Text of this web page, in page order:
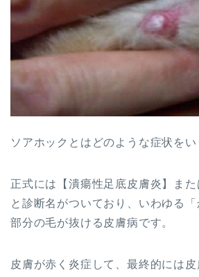
ソアホックとはどのような症状をい
正式には【潰瘍性足底皮膚炎】また
と診断名がついており、いわゆる
部分の毛が抜ける皮膚病です。
皮膚が赤く炎症して、最終的には